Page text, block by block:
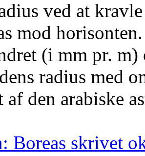
ved at
mod
(i mm pr.
radius med
af den arabiske
Boreas skrivet